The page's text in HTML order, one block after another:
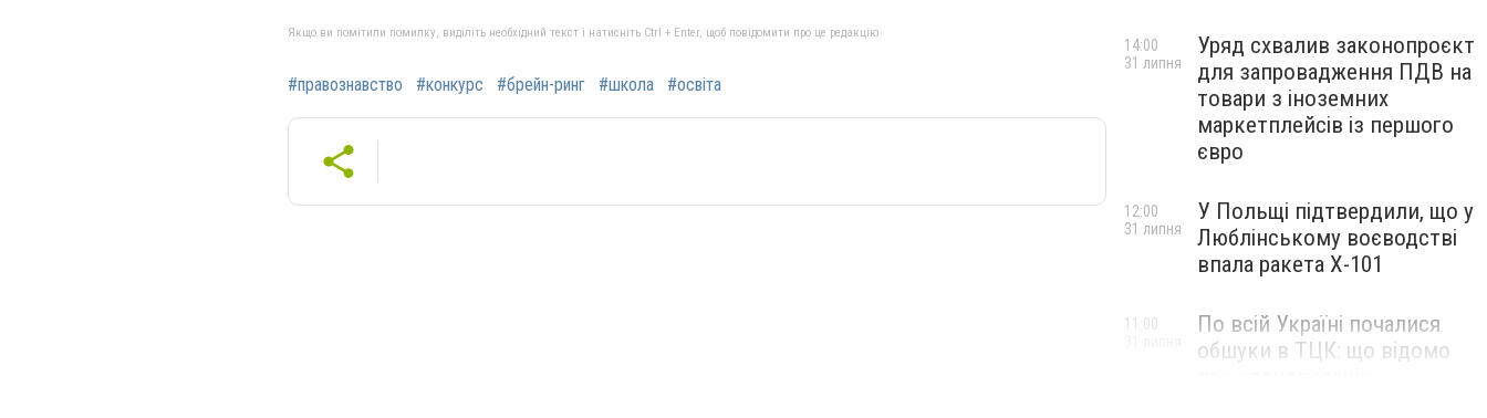
Якщо ви помітили помилку, виділіть необхідний текст і натисніть Ctrl + Enter, щоб повідомити про це редакцію
#правознавство #конкурс #брейн-ринг #школа #освіта
Уряд схвалив законопроєкт
для запровадження ПДВ на
товари з іноземних
маркетплейсів із першого
євро
14:00
31 липня
У Польщі підтвердили, що у
Люблінському воєводстві
впала ракета Х-101
12:00
31 липня
По всій Україні почалися
обшуки в ТЦК: що відомо
11:00